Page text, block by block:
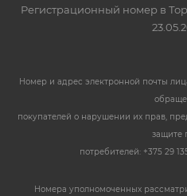
Регистрационный номер в
Номер и адрес электронной почты
покупателей о нарушении их прав,
защите
потребителей: +375 29
Номера уполномоченных